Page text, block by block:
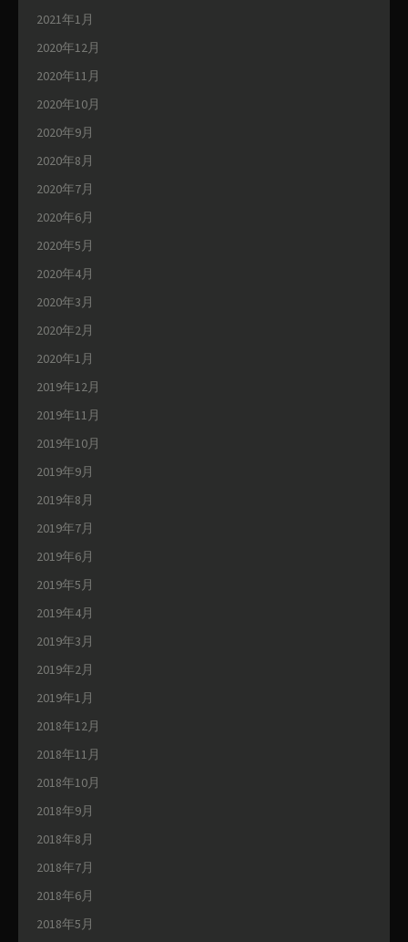
2021年1月
2020年12月
2020年11月
2020年10月
2020年9月
2020年8月
2020年7月
2020年6月
2020年5月
2020年4月
2020年3月
2020年2月
2020年1月
2019年12月
2019年11月
2019年10月
2019年9月
2019年8月
2019年7月
2019年6月
2019年5月
2019年4月
2019年3月
2019年2月
2019年1月
2018年12月
2018年11月
2018年10月
2018年9月
2018年8月
2018年7月
2018年6月
2018年5月